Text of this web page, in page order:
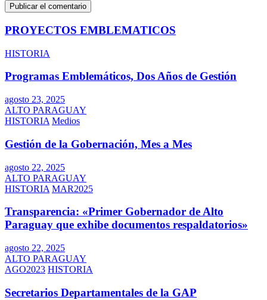
PROYECTOS EMBLEMATICOS
HISTORIA
Programas Emblemáticos, Dos Años de Gestión
agosto 23, 2025
ALTO PARAGUAY
HISTORIA Medios
Gestión de la Gobernación, Mes a Mes
agosto 22, 2025
ALTO PARAGUAY
HISTORIA MAR2025
Transparencia: «Primer Gobernador de Alto
Paraguay que exhibe documentos respaldatorios»
agosto 22, 2025
ALTO PARAGUAY
AGO2023 HISTORIA
Secretarios Departamentales de la GAP